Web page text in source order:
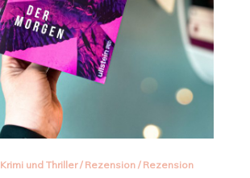
Krimi und Thriller/ Rezension / Rezension